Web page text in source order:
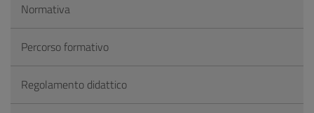
Normativa
Percorso formativo
Regolamento didattico